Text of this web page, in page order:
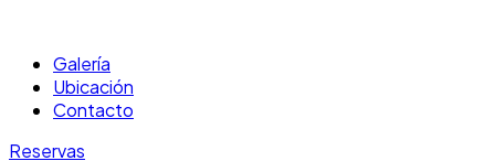
Galería
Ubicación
Contacto
Reservas